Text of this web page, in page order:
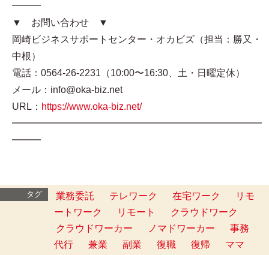
━━━
▼ お問い合わせ ▼
岡崎ビジネスサポートセンター・オカビズ（担当：勝又・
中根）
電話：0564-26-2231（10:00〜16:30、土・日曜定休）
メール：info@oka-biz.net
URL： https://www.oka-biz.net/
━━━━━━━━━━━━━━━━━━━━━━━━━━
━━━
タグ 業務委託 テレワーク 在宅ワーク
リモ
ートワーク
リモート
クラウドワーク
クラウドワーカー
ノマドワーカー
事務
代行
兼業 副業 復職 復帰
ママ